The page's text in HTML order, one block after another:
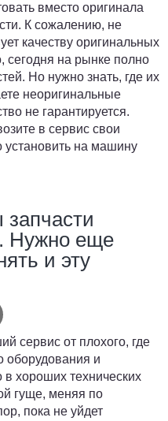
вместо оригинала
К сожалению, не
качеству оригинальных
сегодня на рынке полно
Но нужно знать, где их
неоригинальные
не гарантируется.
в сервис свои
установить на машину
Нужно еще
и эту
сервис от плохого, где
оборудования и
хороших технических
гуще, меняя по
пока не уйдет